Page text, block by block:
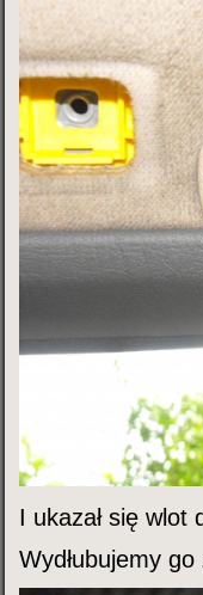
I ukazał się wlot
Wydłubujemy